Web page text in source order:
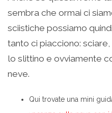
sembra che ormai ci
sciistiche possiamo
tanto ci piacciono:
lo slittino e ovviamente
neve.
Qui trovate una mini